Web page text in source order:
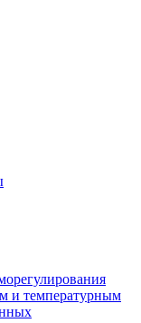
и температурным